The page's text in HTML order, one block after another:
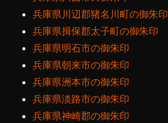
兵庫県川辺郡猪名川町の御朱印
兵庫県揖保郡太子町の御朱印
兵庫県明石市の御朱印
兵庫県朝来市の御朱印
兵庫県洲本市の御朱印
兵庫県淡路市の御朱印
兵庫県神崎郡の御朱印